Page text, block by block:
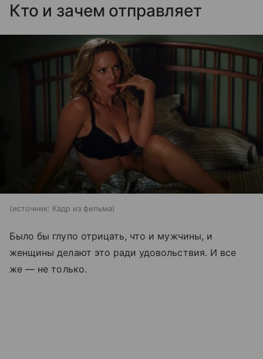
Кто и зачем отправляет
источник: Кадр из фильма
Было бы глупо отрицать, что и мужчины, и
женщины делают это ради удовольствия. И все
же— не только.